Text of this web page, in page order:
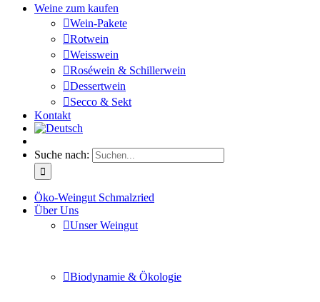
Weine zum kaufen
Wein-Pakete
Rotwein
Weisswein
Roséwein & Schillerwein
Dessertwein
Secco & Sekt
Kontakt
Suche nach:
Öko-Weingut Schmalzried
Über Uns
Unser Weingut
Biodynamie & Ökologie